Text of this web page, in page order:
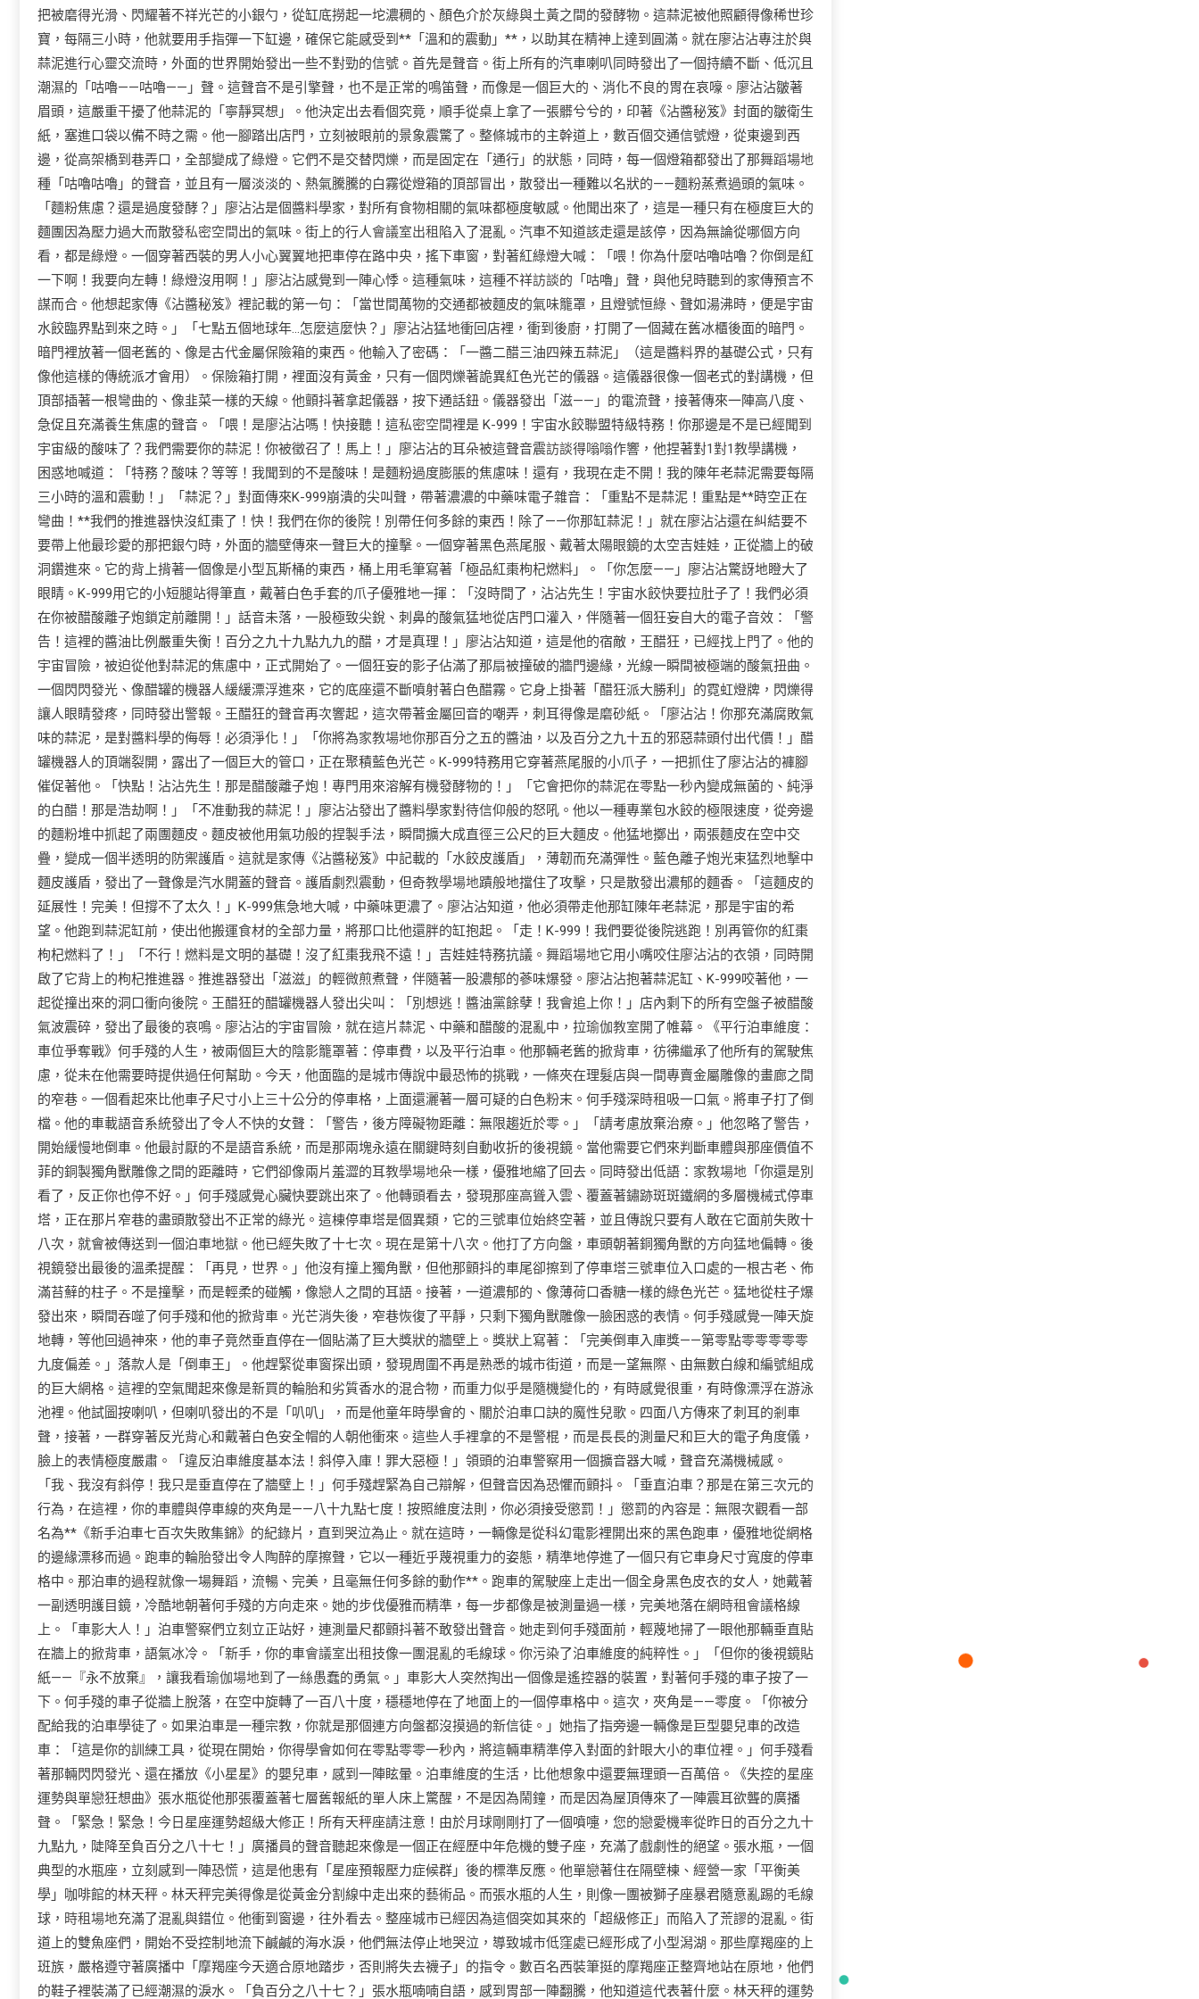
把被磨得光滑、閃耀著不祥光芒的小銀勺，從缸底撈起一坨濃稠的、顏色介於灰綠與土黃之間的發酵物。這蒜泥被他照顧得像稀世珍
寶，每隔三小時，他就要用手指彈一下缸邊，確保它能感受到**「溫和的震動」**，以助其在精神上達到圓滿。就在廖沾沾專注於與
蒜泥進行心靈交流時，外面的世界開始發出一些不對勁的信號。首先是聲音。街上所有的汽車喇叭同時發出了一個持續不斷、低沉且
潮濕的「咕嚕——咕嚕——」聲。這聲音不是引擎聲，也不是正常的鳴笛聲，而像是一個巨大的、消化不良的胃在哀嚎。廖沾沾皺著
眉頭，這嚴重干擾了他蒜泥的「寧靜冥想」。他決定出去看個究竟，順手從桌上拿了一張髒兮兮的，印著《沾醬秘笈》封面的皺衛生
紙，塞進口袋以備不時之需。他一腳踏出店門，立刻被眼前的景象震驚了。整條城市的主幹道上，數百個交通信號燈，從東邊到西
邊，從高架橋到巷弄口，全部變成了綠燈。它們不是交替閃爍，而是固定在「通行」的狀態，同時，每一個燈箱都發出了那舞蹈場地
種「咕嚕咕嚕」的聲音，並且有一層淡淡的、熱氣騰騰的白霧從燈箱的頂部冒出，散發出一種難以名狀的——麵粉蒸煮過頭的氣味。
「麵粉焦慮？還是過度發酵？」廖沾沾是個醬料學家，對所有食物相關的氣味都極度敏感。他聞出來了，這是一種只有在極度巨大的
麵團因為壓力過大而散發私密空間出的氣味。街上的行人會議室出租 陷入了混亂。汽車不知道該走還是該停，因為無論從哪個方向
看，都是綠燈。一個穿著西裝的男人小心翼翼地把車停在路中央，搖下車窗，對著紅綠燈大喊：「喂！你為什麼咕嚕咕嚕？你倒是紅
一下啊！我要向左轉！綠燈沒用啊！」廖沾沾感覺到一陣心悸。這種氣味，這種不祥訪談的「咕嚕」聲，與他兒時聽到的家傳預言不
謀而合。他想起家傳《沾醬秘笈》裡記載的第一句：「當世間萬物的交通都被麵皮的氣味籠罩，且燈號恒綠、聲如湯沸時，便是宇宙
水餃臨界點到來之時。」「七點五個地球年…怎麼這麼快？」廖沾沾猛地衝回店裡，衝到後廚，打開了一個藏在舊冰櫃後面的暗門。
暗門裡放著一個老舊的、像是古代金屬保險箱的東西。他輸入了密碼：「一醬二醋三油四辣五蒜泥」（這是醬料界的基礎公式，只有
像他這樣的傳統派才會用）。保險箱打開，裡面沒有黃金，只有一個閃爍著詭異紅色光芒的儀器。這儀器很像一個老式的對講機，但
頂部插著一根彎曲的、像韭菜一樣的天線。他顫抖著拿起儀器，按下通話鈕。儀器發出「滋——」的電流聲，接著傳來一陣高八度、
急促且充滿養生焦慮的聲音。「喂！是廖沾沾嗎！快接聽！這私密空間裡是 K-999！宇宙水餃聯盟特級特務！你那邊是不是已經聞到
宇宙級的酸味了？我們需要你的蒜泥！你被徵召了！馬上！」廖沾沾的耳朵被這聲音震訪談得嗡嗡作響，他捏著對1對1教學講機，
困惑地喊道：「特務？酸味？等等！我聞到的不是酸味！是麵粉過度膨脹的焦慮味！還有，我現在走不開！我的陳年老蒜泥需要每隔
三小時的溫和震動！」「蒜泥？」對面傳來K-999崩潰的尖叫聲，帶著濃濃的中藥味電子雜音：「重點不是蒜泥！重點是**時空正在
彎曲！**我們的推進器快沒紅棗了！快！我們在你的後院！別帶任何多餘的東西！除了——你那缸蒜泥！」就在廖沾沾還在糾結要不
要帶上他最珍愛的那把銀勺時，外面的牆壁傳來一聲巨大的撞擊。一個穿著黑色燕尾服、戴著太陽眼鏡的太空吉娃娃，正從牆上的破
洞鑽進來。它的背上揹著一個像是小型瓦斯桶的東西，桶上用毛筆寫著「極品紅棗枸杞燃料」。「你怎麼——」廖沾沾驚訝地瞪大了
眼睛。K-999用它的小短腿站得筆直，戴著白色手套的爪子優雅地一揮：「沒時間了，沾沾先生！宇宙水餃快要拉肚子了！我們必須
在你被醋酸離子炮鎖定前離開！」話音未落，一股極致尖銳、刺鼻的酸氣猛地從店門口灌入，伴隨著一個狂妄自大的電子音效：「警
告！這裡的醬油比例嚴重失衡！百分之九十九點九九的醋，才是真理！」廖沾沾知道，這是他的宿敵，王醋狂，已經找上門了。他的
宇宙冒險，被迫從他對蒜泥的焦慮中，正式開始了。一個狂妄的影子佔滿了那扇被撞破的牆門邊緣，光線一瞬間被極端的酸氣扭曲。
一個閃閃發光、像醋罐的機器人緩緩漂浮進來，它的底座還不斷噴射著白色醋霧。它身上掛著「醋狂派大勝利」的霓虹燈牌，閃爍得
讓人眼睛發疼，同時發出警報。王醋狂的聲音再次響起，這次帶著金屬回音的嘲弄，刺耳得像是磨砂紙。「廖沾沾！你那充滿腐敗氣
味的蒜泥，是對醬料學的侮辱！必須淨化！」「你將為家教場地你那百分之五的醬油，以及百分之九十五的邪惡蒜頭付出代價！」醋
罐機器人的頂端裂開，露出了一個巨大的管口，正在聚積藍色光芒。K-999特務用它穿著燕尾服的小爪子，一把抓住了廖沾沾的褲腳
催促著他。「快點！沾沾先生！那是醋酸離子炮！專門用來溶解有機發酵物的！」「它會把你的蒜泥在零點一秒內變成無菌的、純淨
的白醋！那是浩劫啊！」「不准動我的蒜泥！」廖沾沾發出了醬料學家對待信仰般的怒吼。他以一種專業包水餃的極限速度，從旁邊
的麵粉堆中抓起了兩團麵皮。麵皮被他用氣功般的捏製手法，瞬間擴大成直徑三公尺的巨大麵皮。他猛地擲出，兩張麵皮在空中交
疊，變成一個半透明的防禦護盾。這就是家傳《沾醬秘笈》中記載的「水餃皮護盾」，薄韌而充滿彈性。藍色離子炮光束猛烈地擊中
麵皮護盾，發出了一聲像是汽水開蓋的聲音。護盾劇烈震動，但奇教學場地蹟般地擋住了攻擊，只是散發出濃郁的麵香。「這麵皮的
延展性！完美！但撐不了太久！」K-999焦急地大喊，中藥味更濃了。廖沾沾知道，他必須帶走他那缸陳年老蒜泥，那是宇宙的希
望。他跑到蒜泥缸前，使出他搬運食材的全部力量，將那口比他還胖的缸抱起。「走！K-999！我們要從後院逃跑！別再管你的紅棗
枸杞燃料了！」「不行！燃料是文明的基礎！沒了紅棗我飛不遠！」吉娃娃特務抗議。 舞蹈場地它用小嘴咬住廖沾沾的衣領，同時開
啟了它背上的枸杞推進器。推進器發出「滋滋」的輕微煎煮聲，伴隨著一股濃郁的蔘味爆發。廖沾沾抱著蒜泥缸、K-999咬著他，一
起從撞出來的洞口衝向後院。王醋狂的醋罐機器人發出尖叫：「別想逃！醬油黨餘孽！我會追上你！」店內剩下的所有空盤子被醋酸
氣波震碎，發出了最後的哀鳴。廖沾沾的宇宙冒險，就在這片蒜泥、中藥和醋酸的混亂中，拉瑜伽教室開了帷幕。《平行泊車維度：
車位爭奪戰》何手殘的人生，被兩個巨大的陰影籠罩著：停車費，以及平行泊車。他那輛老舊的掀背車，彷彿繼承了他所有的駕駛焦
慮，從未在他需要時提供過任何幫助。今天，他面臨的是城市傳說中最恐怖的挑戰，一條夾在理髮店與一間專賣金屬雕像的畫廊之間
的窄巷。一個看起來比他車子尺寸小上三十公分的停車格，上面還灑著一層可疑的白色粉末。何手殘深時租 吸一口氣。將車子打了倒
檔。他的車載語音系統發出了令人不快的女聲：「警告，後方障礙物距離：無限趨近於零。」「請考慮放棄治療。」他忽略了警告，
開始緩慢地倒車。他最討厭的不是語音系統，而是那兩塊永遠在關鍵時刻自動收折的後視鏡。當他需要它們來判斷車體與那座價值不
菲的銅製獨角獸雕像之間的距離時，它們卻像兩片羞澀的耳教學場地朵一樣，優雅地縮了回去。同時發出低語： 家教場地 「你還是別
看了，反正你也停不好。」何手殘感覺心臟快要跳出來了。他轉頭看去，發現那座高聳入雲、覆蓋著鏽跡斑斑鐵網的多層機械式停車
塔，正在那片窄巷的盡頭散發出不正常的綠光。這棟停車塔是個異類，它的三號車位始終空著，並且傳說只要有人敢在它面前失敗十
八次，就會被傳送到一個泊車地獄。他已經失敗了十七次。現在是第十八次。他打了方向盤，車頭朝著銅獨角獸的方向猛地偏轉。後
視鏡發出最後的溫柔提醒：「再見，世界。」他沒有撞上獨角獸，但他那顫抖的車尾卻擦到了停車塔三號車位入口處的一根古老、佈
滿苔蘚的柱子。不是撞擊，而是輕柔的碰觸，像戀人之間的耳語。接著，一道濃郁的、像薄荷口香糖一樣的綠色光芒。猛地從柱子爆
發出來，瞬間吞噬了何手殘和他的掀背車。光芒消失後，窄巷恢復了平靜，只剩下獨角獸雕像一臉困惑的表情。何手殘感覺一陣天旋
地轉，等他回過神來，他的車子竟然垂直停在一個貼滿了巨大獎狀的牆壁上。獎狀上寫著：「完美倒車入庫獎——第零點零零零零零
九度偏差。」落款人是「倒車王」。他趕緊從車窗探出頭，發現周圍不再是熟悉的城市街道，而是一望無際、由無數白線和編號組成
的巨大網格。這裡的空氣聞起來像是新買的輪胎和劣質香水的混合物，而重力似乎是隨機變化的，有時感覺很重，有時像漂浮在游泳
池裡。他試圖按喇叭，但喇叭發出的不是「叭叭」，而是他童年時學會的、關於泊車口訣的魔性兒歌。四面八方傳來了刺耳的剎車
聲，接著，一群穿著反光背心和戴著白色安全帽的人朝他衝來。這些人手裡拿的不是警棍，而是長長的測量尺和巨大的電子角度儀，
臉上的表情極度嚴肅。「違反泊車維度基本法！斜停入庫！罪大惡極！」領頭的泊車警察用一個擴音器大喊，聲音充滿機械感。
「我、我沒有斜停！我只是垂直停在了牆壁上！」何手殘趕緊為自己辯解，但聲音因為恐懼而顫抖。「垂直泊車？那是在第三次元的
行為，在這裡，你的車體與停車線的夾角是——八十九點七度！按照維度法則，你必須接受懲罰！」懲罰的內容是：無限次觀看一部
名為**《新手泊車七百次失敗集錦》的紀錄片，直到哭泣為止。就在這時，一輛像是從科幻電影裡開出來的黑色跑車，優雅地從網格
的邊緣漂移而過。跑車的輪胎發出令人陶醉的摩擦聲，它以一種近乎蔑視重力的姿態，精準地停進了一個只有它車身尺寸寬度的停車
格中。那泊車的過程就像一場舞蹈，流暢、完美，且毫無任何多餘的動作**。跑車的駕駛座上走出一個全身黑色皮衣的女人，她戴著
一副透明護目鏡，冷酷地朝著何手殘的方向走來。她的步伐優雅而精準，每一步都像是被測量過一樣，完美地落在網 時租會議格線
上。「車影大人！」泊車警察們立刻立正站好，連測量尺都顫抖著不敢發出聲音。她走到何手殘面前，輕蔑地掃了一眼他那輛垂直貼
在牆上的掀背車，語氣冰冷。「新手，你的車會議室出租技像一團混亂的毛線球。你污染了泊車維度的純粹性。」「但你的後視鏡貼
紙——『永不放棄』，讓我看瑜伽場地到了一絲愚蠢的勇氣。」車影大人突然掏出一個像是遙控器的裝置，對著何手殘的車子按了一
下。何手殘的車子從牆上脫落，在空中旋轉了一百八十度，穩穩地停在了地面上的一個停車格中。這次，夾角是——零度。「你被分
配給我的泊車學徒了。如果泊車是一種宗教，你就是那個連方向盤都沒摸過的新信徒。」她指了指旁邊一輛像是巨型嬰兒車的改造
車：「這是你的訓練工具，從現在開始，你得學會如何在零點零零一秒內，將這輛車精準停入對面的針眼大小的車位裡。」何手殘看
著那輛閃閃發光、還在播放《小星星》的嬰兒車，感到一陣眩暈。泊車維度的生活，比他想象中還要無理頭一百萬倍。《失控的星座
運勢與單戀狂想曲》張水瓶從他那張覆蓋著七層舊報紙的單人床上驚醒，不是因為鬧鐘，而是因為屋頂傳來了一陣震耳欲聾的廣播
聲。「緊急！緊急！今日星座運勢超級大修正！所有天秤座請注意！由於月球剛剛打了一個噴嚏，您的戀愛機率從昨日的百分之九十
九點九，陡降至負百分之八十七！」廣播員的聲音聽起來像是一個正在經歷中年危機的雙子座，充滿了戲劇性的絕望。張水瓶，一個
典型的水瓶座，立刻感到一陣恐慌，這是他患有「星座預報壓力症候群」後的標準反應。他單戀著住在隔壁棟、經營一家「平衡美
學」咖啡館的林天秤。林天秤完美得像是從黃金分割線中走出來的藝術品。而張水瓶的人生，則像一團被獅子座暴君隨意亂踢的毛線
球， 時租場地充滿了混亂與錯位。他衝到窗邊，往外看去。整座城市已經因為這個突如其來的「超級修正」而陷入了荒謬的混亂。街
道上的雙魚座們，開始不受控制地流下鹹鹹的海水淚，他們無法停止地哭泣，導致城市低窪處已經形成了小型潟湖。那些摩羯座的上
班族，嚴格遵守著廣播中「摩羯座今天適合原地踏步，否則將失去襪子」的指令。數百名西裝筆挺的摩羯座正整齊地站在原地，他們
的鞋子裡裝滿了已經潮濕的淚水。「負百分之八十七？」張水瓶喃喃自語，感到胃部一陣翻騰，他知道這代表著什麼。林天秤的運勢